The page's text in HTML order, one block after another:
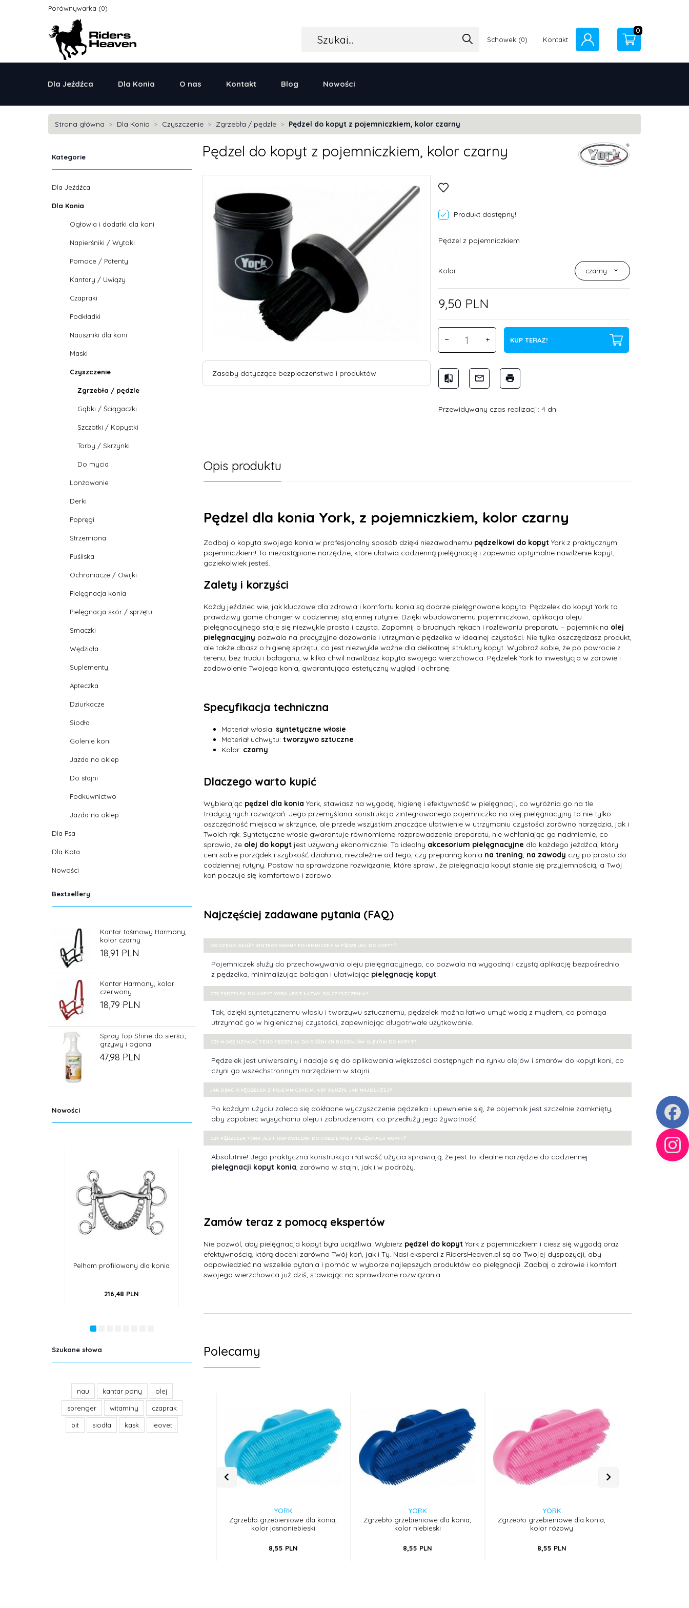
Porównywarka
Schowek Kontakt
0
Dla Jeźdźca Dla Konia O nas Kontakt Blog Nowości
Strona główna Dla Konia Czyszczenie Zgrzebła / pędzle Pędzel do kopyt z pojemniczkiem, kolor czarny
Kategorie
Dla Jeźdźca
Dla Konia
Ogłowia i dodatki dla koni
Napierśniki / Wytoki
Pomoce / Patenty
Kantary / Uwiązy
Czapraki
Podkładki
Nauszniki dla koni
Maski
Czyszczenie
Zgrzebła / pędzle
Gąbki / Ściągaczki
Szczotki / Kopystki
Torby / Skrzynki
Do mycia
Lonżowanie
Derki
Popręgi
Strzemiona
Puśliska
Ochraniacze / Owijki
Pielęgnacja konia
Pielęgnacja skór / sprzętu
Smaczki
Wędzidła
Suplementy
Apteczka
Dziurkacze
Siodła
Golenie koni
Jazda na oklep
Do stajni
Podkuwnictwo
Jazda na oklep
Dla Psa
Dla Kota
Nowości
Bestsellery
Kantar taśmowy Harmony,
kolor czarny
18,91 PLN
Kantar Harmony, kolor
czerwony
18,79 PLN
Spray Top Shine do sierści,
grzywy i ogona
47,98 PLN
Nowości
Wędzidło anatomiczne,
172,20 PLN
Czaprak Enzo, ujeżdżeniowy
Wędzidło smakowe,
podwójnie łamane
Wędzidło dla konia, proste,
Czaprak Vito, ujeżdżeniowy
Szukane słowa
nau kantar pony olej
sprenger witaminy czaprak
bit siodła kask leovet
Pędzel do kopyt z pojemniczkiem, kolor czarny
Zasoby dotyczące bezpieczeństwa i produktów
Produkt dostępny!
Pędzel z pojemniczkiem
Kolor: czarny
9,50 PLN
KUP TERAZ!
Przewidywany czas realizacji: 4 dni
Opis produktu
Pędzel dla konia York, z pojemniczkiem, kolor czarny
Zadbaj o kopyta swojego konia w profesjonalny sposób dzięki niezawodnemu pędzelkowi do kopyt York z praktycznym
pojemniczkiem! To niezastąpione narzędzie, które ułatwia codzienną pielęgnację i zapewnia optymalne nawilżenie kopyt,
gdziekolwiek jesteś.
Zalety i korzyści
Każdy jeździec wie, jak kluczowe dla zdrowia i komfortu konia są dobrze pielęgnowane kopyta. Pędzelek do kopyt York to
prawdziwy game changer w codziennej stajennej rutynie. Dzięki wbudowanemu pojemniczkowi, aplikacja oleju
pielęgnacyjnego staje się niezwykle prosta i czysta. Zapomnij o brudnych rękach i rozlewaniu preparatu – pojemnik na olej
pielęgnacyjny pozwala na precyzyjne dozowanie i utrzymanie pędzelka w idealnej czystości. Nie tylko oszczędzasz produkt,
ale także dbasz o higienę sprzętu, co jest niezwykle ważne dla delikatnej struktury kopyt. Wyobraź sobie, że po powrocie z
terenu, bez trudu i bałaganu, w kilka chwil nawilżasz kopyta swojego wierzchowca. Pędzelek York to inwestycja w zdrowie i
zadowolenie Twojego konia, gwarantująca estetyczny wygląd i ochronę.
Specyfikacja techniczna
Materiał włosia: syntetyczne włosie
Materiał uchwytu: tworzywo sztuczne
Kolor: czarny
Dlaczego warto kupić
Wybierając pędzel dla konia York, stawiasz na wygodę, higienę i efektywność w pielęgnacji, co wyróżnia go na tle
tradycyjnych rozwiązań. Jego przemyślana konstrukcja zintegrowanego pojemniczka na olej pielęgnacyjny to nie tylko
oszczędność miejsca w skrzynce, ale przede wszystkim znaczące ułatwienie w utrzymaniu czystości zarówno narzędzia, jak i
Twoich rąk. Syntetyczne włosie gwarantuje równomierne rozprowadzenie preparatu, nie wchłaniając go nadmiernie, co
sprawia, że olej do kopyt jest używany ekonomicznie. To idealny akcesorium pielęgnacyjne dla każdego jeźdźca, który
ceni sobie porządek i szybkość działania, niezależnie od tego, czy preparing konia na trening na zawody czy po prostu do
codziennej rutyny. Postaw na sprawdzone rozwiązanie, które sprawi, że pielęgnacja kopyt stanie się przyjemnością, a Twój
koń poczuje się komfortowo i zdrowo.
Najczęściej zadawane pytania (FAQ)
DO CZEGO SŁUŻY ZINTEGROWANY POJEMNICZEK W PĘDZELKU DO KOPYT?
Pojemniczek służy do przechowywania oleju pielęgnacyjnego, co pozwala na wygodną i czystą aplikację bezpośrednio
z pędzelka, minimalizując bałagan i ułatwiając pielęgnację kopyt.
CZY PĘDZELEK DO KOPYT YORK JEST ŁATWY DO CZYSZCZENIA?
Tak, dzięki syntetycznemu włosiu i tworzywu sztucznemu, pędzelek można łatwo umyć wodą z mydłem, co pomaga
utrzymać go w higienicznej czystości, zapewniając długotrwałe użytkowanie.
CZY MOGĘ UŻYWAĆ TEGO PĘDZELKA DO RÓŻNYCH RODZAJÓW OLEJÓW DO KOPYT?
Pędzelek jest uniwersalny i nadaje się do aplikowania większości dostępnych na rynku olejów i smarów do kopyt koni, co
czyni go wszechstronnym narzędziem w stajni.
JAK DBAĆ O PĘDZELEK Z POJEMNICZKIEM, ABY SŁUŻYŁ JAK NAJDŁUŻEJ?
Po każdym użyciu zaleca się dokładne wyczyszczenie pędzelka i upewnienie się, że pojemnik jest szczelnie zamknięty,
aby zapobiec wysychaniu oleju i zabrudzeniom, co przedłuży jego żywotność.
CZY PĘDZELEK YORK JEST ODPOWIEDNI DO CODZIENNEJ PIELĘGNACJI KOPYT?
Absolutnie! Jego praktyczna konstrukcja i łatwość użycia sprawiają, że jest to idealne narzędzie do codziennej
pielęgnacji kopyt konia, zarówno w stajni, jak i w podróży.
Zamów teraz z pomocą ekspertów
Nie pozwól, aby pielęgnacja kopyt była uciążliwa. Wybierz pędzel do kopyt York z pojemniczkiem i ciesz się wygodą oraz
efektywnością, którą doceni zarówno Twój koń, jak i Ty. Nasi eksperci z RidersHeaven.pl są do Twojej dyspozycji, aby
odpowiedzieć na wszelkie pytania i pomóc w wyborze najlepszych produktów do pielęgnacji. Zadbaj o zdrowie i komfort
swojego wierzchowca już dziś, stawiając na sprawdzone rozwiązania.
Polecamy
YORK
Zgrzebło grzebieniowe dla konia,
kolor jasnoniebieski
8,55 PLN
YORK
Zgrzebło grzebieniowe dla konia,
kolor niebieski
8,55 PLN
YORK
Zgrzebło grzebieniowe dla konia,
kolor różowy
8,55 PLN